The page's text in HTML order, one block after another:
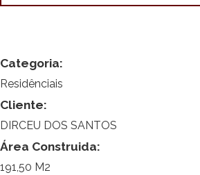
Categoria:
Residênciais
Cliente:
DIRCEU DOS SANTOS
Área Construida:
191,50 M2